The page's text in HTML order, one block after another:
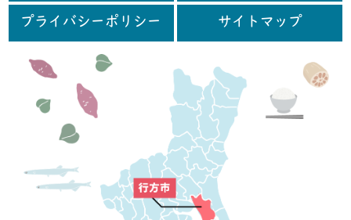
プライバシーポリシー サイトマップ